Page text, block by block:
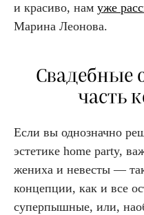
и красиво, нам уже
Марина Леонова.
Свадебные
часть
Если вы однозначно
эстетике home party,
жениха и невесты —
концепции, как и все
суперпышные, или,